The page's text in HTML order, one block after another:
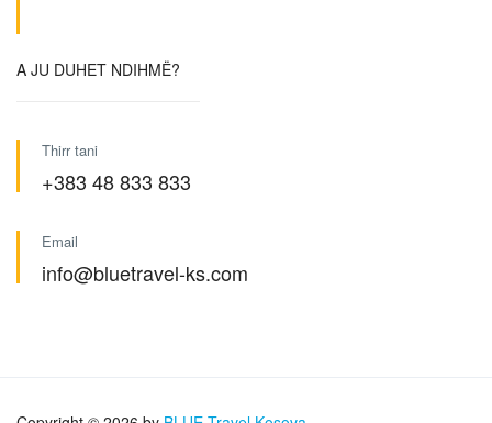
A JU DUHET NDIHMË?
Thirr tani
+383 48 833 833
Email
info@bluetravel-ks.com